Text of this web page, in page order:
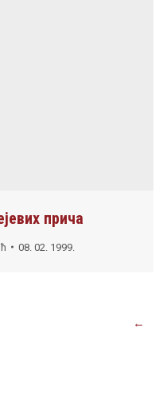
прича
08. 02. 1999.
←